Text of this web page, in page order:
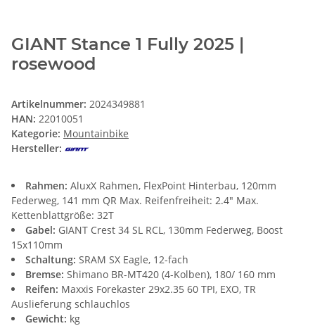
GIANT Stance 1 Fully 2025 |
rosewood
Artikelnummer: 2024349881
HAN: 22010051
Kategorie: Mountainbike
Hersteller:
Rahmen: AluxX Rahmen, FlexPoint Hinterbau, 120mm
Federweg, 141 mm QR Max. Reifenfreiheit: 2.4" Max.
Kettenblattgröße: 32T
Gabel: GIANT Crest 34 SL RCL, 130mm Federweg, Boost
15x110mm
Schaltung: SRAM SX Eagle, 12-fach
Bremse: Shimano BR-MT420 (4-Kolben), 180/ 160 mm
Reifen: Maxxis Forekaster 29x2.35 60 TPI, EXO, TR
Auslieferung schlauchlos
Gewicht: kg